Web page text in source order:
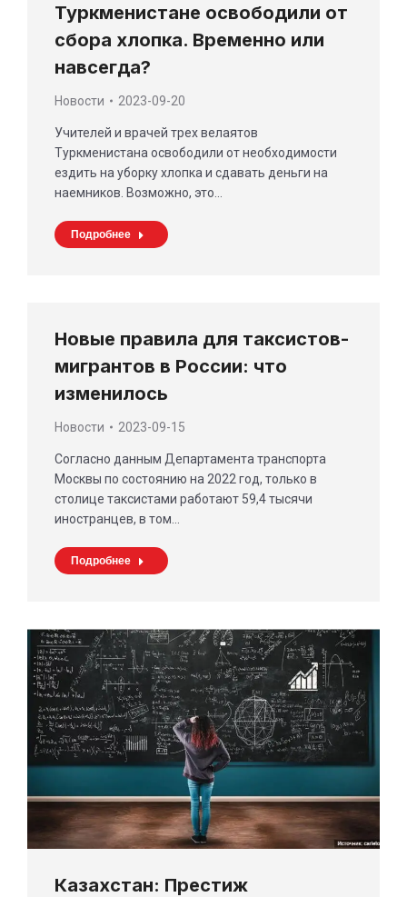
Туркменистане освободили от
сбора хлопка. Временно или
навсегда?
Новости 2023-09-20
Учителей и врачей трех велаятов
Туркменистана освободили от необходимости
ездить на уборку хлопка и сдавать деньги на
наемников. Возможно, это…
Подробнее
Новые правила для таксистов-
мигрантов в России: что
изменилось
Новости 2023-09-15
Согласно данным Департамента транспорта
Москвы по состоянию на 2022 год, только в
столице таксистами работают 59,4 тысячи
иностранцев, в том…
Подробнее
Казахстан: Престиж